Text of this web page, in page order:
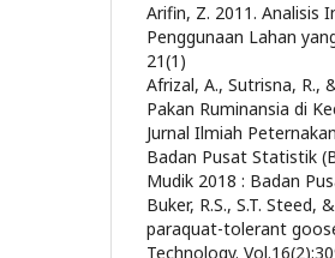
Arifin, Z. 2011. Analisis
Penggunaan Lahan
21(1)
Afrizal, A., Sutrisna, R.,
Pakan Ruminansia di
Jurnal Ilmiah
Badan Pusat Statistik
Mudik 2018 : Badan
Buker, R.S., S.T.
paraquat-tolerant
Technology.